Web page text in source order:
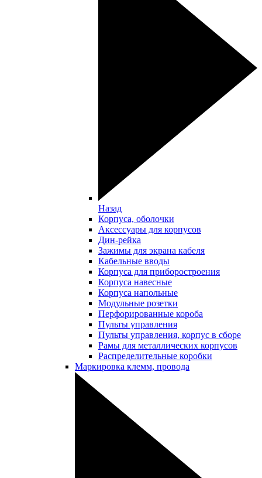
Назад
Корпуса, оболочки
Аксессуары для корпусов
Дин-рейка
Зажимы для экрана кабеля
Кабельные вводы
Корпуса для приборостроения
Корпуса навесные
Корпуса напольные
Модульные розетки
Перфорированные короба
Пульты управления
Пульты управления, корпус в сборе
Рамы для металлических корпусов
Распределительные коробки
Маркировка клемм, провода